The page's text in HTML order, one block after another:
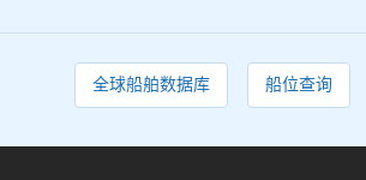
全球船舶数据库 船位查询